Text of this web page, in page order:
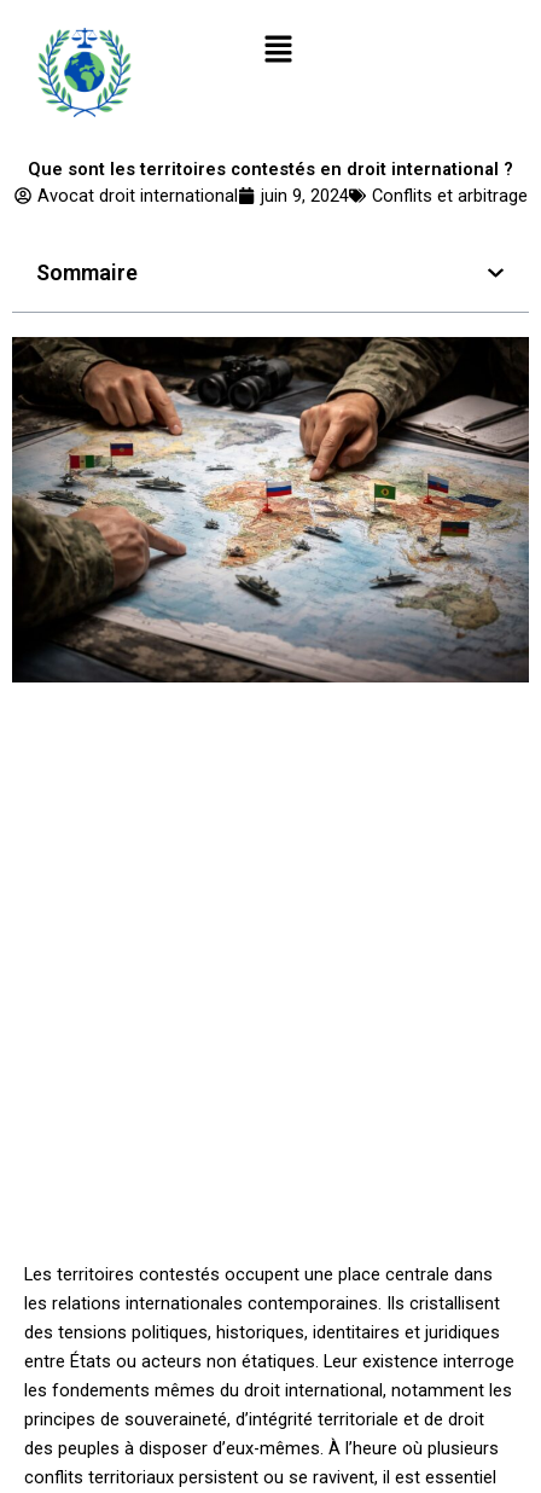
contenu
Menu
Que sont les territoires contestés en droit international ?
Avocat droit international
juin 9, 2024 Conflits et arbitrage
Sommaire
Les territoires contestés occupent une place centrale dans
les relations internationales contemporaines. Ils cristallisent
des tensions politiques, historiques, identitaires et juridiques
entre États ou acteurs non étatiques. Leur existence interroge
les fondements mêmes du droit international, notamment les
principes de souveraineté, d’intégrité territoriale et de droit
des peuples à disposer d’eux-mêmes. À l’heure où plusieurs
conflits territoriaux persistent ou se ravivent, il est essentiel